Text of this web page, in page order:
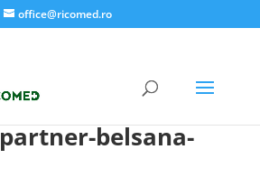
office@ricomed.ro
belsana-